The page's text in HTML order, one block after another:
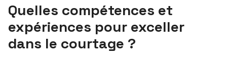
Quelles compétences et
expériences pour exceller
dans le courtage ?